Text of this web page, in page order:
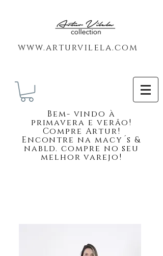
www.arturvilela.com
Bem- vindo à
primavera e verão!
Compre Artur!
Encontre na macy´s &
nabld. compre no seu
melhor varejo!